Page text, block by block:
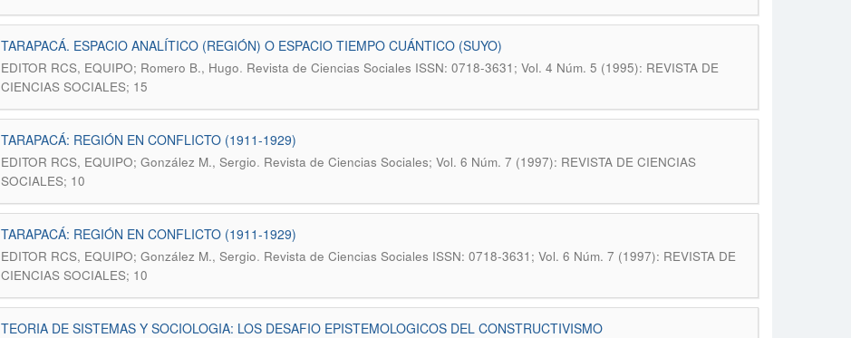
TARAPACÁ. ESPACIO ANALÍTICO (REGIÓN) O ESPACIO TIEMPO CUÁNTICO (SUYO)
EDITOR RCS, EQUIPO; Romero B., Hugo. Revista de Ciencias Sociales ISSN: 0718-3631; Vol. 4 Núm. 5 (1995): REVISTA DE
CIENCIAS SOCIALES; 15
TARAPACÁ: REGIÓN EN CONFLICTO (1911-1929)
EDITOR RCS, EQUIPO; González M., Sergio. Revista de Ciencias Sociales; Vol. 6 Núm. 7 (1997): REVISTA DE CIENCIAS
SOCIALES; 10
TARAPACÁ: REGIÓN EN CONFLICTO (1911-1929)
EDITOR RCS, EQUIPO; González M., Sergio. Revista de Ciencias Sociales ISSN: 0718-3631; Vol. 6 Núm. 7 (1997): REVISTA DE
CIENCIAS SOCIALES; 10
TEORIA DE SISTEMAS Y SOCIOLOGIA: LOS DESAFIO EPISTEMOLOGICOS DEL CONSTRUCTIVISMO